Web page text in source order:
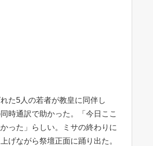
た5人の若者が教皇に同伴し
時通訳で助かった。「今日ここ
った」らしい。ミサの終わりに
げながら祭壇正面に踊り出た。